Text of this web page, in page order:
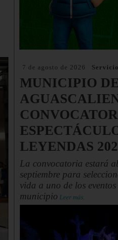
7 de agosto de 2026
MUNICIPIO DE
LEYENDAS
La convocatoria estará
septiembre para
vida a uno de los
municipio Leer más.